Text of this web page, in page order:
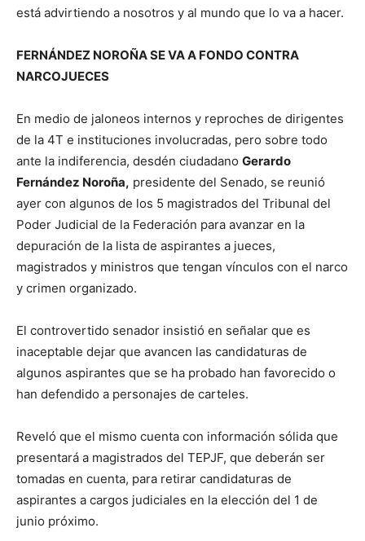
está advirtiendo a nosotros y al mundo que lo va a hacer.
FERNÁNDEZ NOROÑA SE VA A FONDO CONTRA
NARCOJUECES
En medio de jaloneos internos y reproches de dirigentes
de la 4T e instituciones involucradas, pero sobre todo
ante la indiferencia, desdén ciudadano Gerardo
Fernández Noroña, presidente del Senado, se reunió
ayer con algunos de los 5 magistrados del Tribunal del
Poder Judicial de la Federación para avanzar en la
depuración de la lista de aspirantes a jueces,
magistrados y ministros que tengan vínculos con el narco
y crimen organizado.
El controvertido senador insistió en señalar que es
inaceptable dejar que avancen las candidaturas de
algunos aspirantes que se ha probado han favorecido o
han defendido a personajes de carteles.
Reveló que el mismo cuenta con información sólida que
presentará a magistrados del TEPJF, que deberán ser
tomadas en cuenta, para retirar candidaturas de
aspirantes a cargos judiciales en la elección del 1 de
junio próximo.